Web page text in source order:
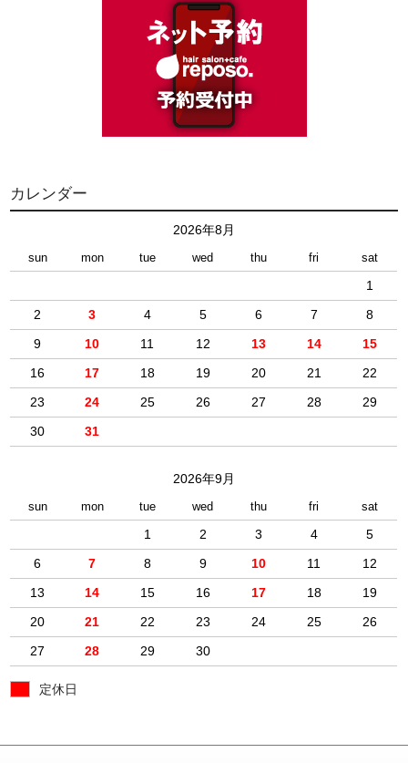
カレンダー
2026年8月
sun mon tue wed thu fri sat
1
2
3 4 5 6 7
8
9
10 11 12 13 14
15
16
17 18 19 20 21
22
23
24 25 26 27 28
29
30
31
2026年9月
sun mon tue wed thu fri sat
1 2 3 4
5
6
7 8 9 10 11
12
13
14 15 16 17 18
19
20
21 22 23 24 25
26
27
28 29 30
定休日